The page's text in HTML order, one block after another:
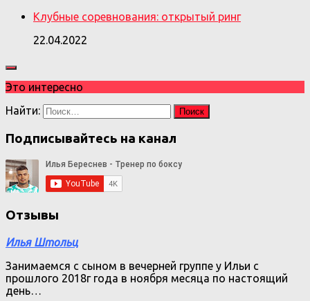
Клубные соревнования: открытый ринг
22.04.2022
Это интересно
Найти:
Подписывайтесь на канал
Отзывы
Илья Штольц
Занимаемся с сыном в вечерней группе у Ильи с
прошлого 2018г года в ноября месяца по настоящий
день…